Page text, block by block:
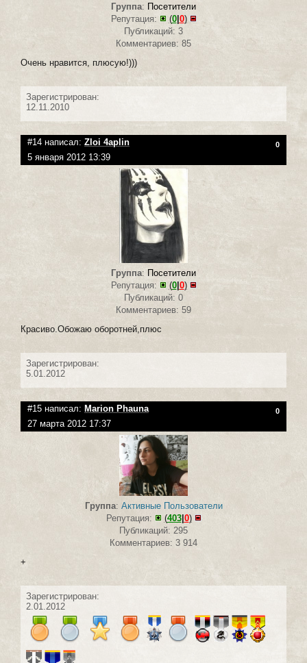
Группа: Посетители
Репутация:
(0|0)
Публикаций: 3
Комментариев: 85
Очень нравится, плюсую!)))
Зарегистрирован:
12.11.2010
#14 написал: Zloi 4aplin 0
5 января 2012 13:39
Группа: Посетители
Репутация:
(0|0)
Публикаций: 0
Комментариев: 59
Красиво.Обожаю оборотней,плюс
Зарегистрирован:
5.01.2012
#15 написал: Marion Phauna 0
27 марта 2012 17:37
Группа: Активные Пользователи
Репутация:
(403| 0)
Публикаций: 295
Комментариев: 3 914
+
Зарегистрирован:
2.01.2012